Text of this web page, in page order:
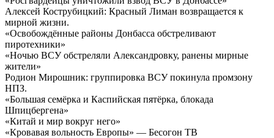
Алексей Кострубицкий: Красный Лиман возвращается к
мирной жизни.
«Освобождённые районы Донбасса обстреливают
пиротехники»
«Ночью ВСУ обстреляли Александровку, ранены мирные
жители»
Родион Мирошник: группировка ВСУ покинула промзону
НПЗ.
«Большая семёрка и Каспийская пятёрка, блокада
Шпицбергена»
«Китай и мир вокруг него»
«Кровавая вольность Европы» — Бесогон ТВ